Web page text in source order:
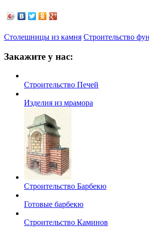
Столешницы из камня Строительство
Закажите у нас:
Строительство Печей
Изделия из мрамора
Строительство Барбекю
Готовые барбекю
Строительство Каминов